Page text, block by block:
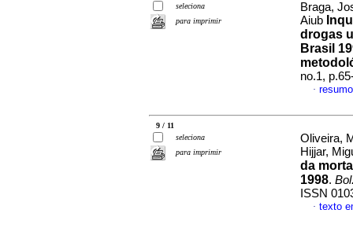
seleciona
para imprimir
Braga,
Aiub
drogas
Brasil
no.1,
·
9 / 11
seleciona
para imprimir
Oliveira,
Hijjar,
da
1998.
ISSN
· texto